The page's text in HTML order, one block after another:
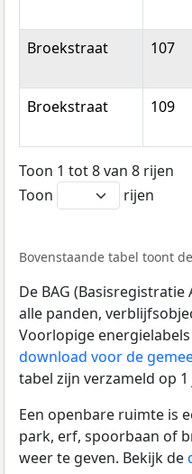
Broekstraat 107
Broekstraat 109
Toon 1 tot 8 van 8 rijen
Toon
rijen
Bovenstaande tabel toont
De BAG
alle panden,
Voorlopige
download voor de
tabel zijn verzameld op
Een openbare ruimte is
park, erf, spoorbaan of
weer te geven. Bekijk de